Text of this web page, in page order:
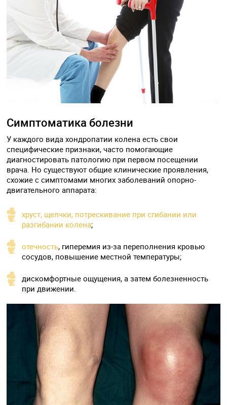
Симптоматика болезни
У каждого вида хондропатии колена есть свои
специфические признаки, часто помогающие
диагностировать патологию при первом посещении
врача. Но существуют общие клинические проявления,
схожие с симптомами многих заболеваний опорно-
двигательного аппарата:
хруст, щелчки, потрескивание при сгибании или
разгибании колена;
отечность, гиперемия из-за переполнения кровью
сосудов, повышение местной температуры;
дискомфортные ощущения, а затем болезненность
при движении.